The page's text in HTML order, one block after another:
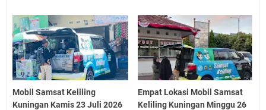
Mobil Samsat Keliling
Kuningan Kamis 23 Juli 2026
Empat Lokasi Mobil Samsat
Keliling Kuningan Minggu 26